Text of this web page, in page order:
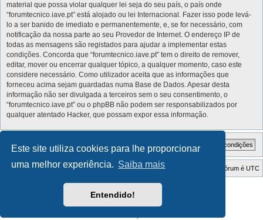
Este site utiliza cookies para lhe proporcionar
uma melhor experiência. Saiba mais
Entendido!
material que possa violar qualquer lei seja do seu país, o país onde
“forumtecnico.iave.pt” está alojado ou lei Internacional. Fazer isso pode levá-
lo a ser banido de imediato e permanentemente, e, se for necessário, com
notificação da nossa parte ao seu Provedor de Internet. O endereço IP de
todas as mensagens são registados para ajudar a implementar estas
condições. Concorda que “forumtecnico.iave.pt” tem o direito de remover,
editar, mover ou encerrar qualquer tópico, a qualquer momento, caso este
considere necessário. Como utilizador aceita que as informações que
forneceu acima sejam guardadas numa Base de Dados. Apesar desta
informação não ser divulgada a terceiros sem o seu consentimento, o
“forumtecnico.iave.pt” ou o phpBB não podem ser responsabilizados por
qualquer atentado Hacker, que possam expor essa informação.
Índice do Fórum O Fuso Horário do Fórum é UTC
GTA game
Desenvolvido porphpBB® Forum Software © phpBB Limited
phpBB Portugal